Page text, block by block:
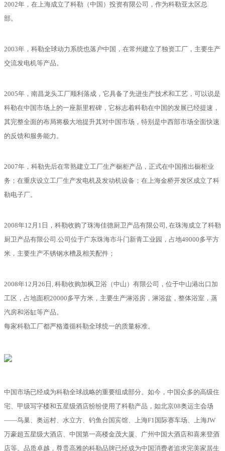
2002年，在上海成立了科勒（中国）投资有限公司，作为科勒亚太区总
部。
2003年，科勒全球动力系统也落户中国，在常州建立了独资工厂，主要生产
交流发电机等产品。
2005年，南昌龙头工厂顺利落成，它具备了先进生产技术和工艺，可以说是
科勒在中国市场上的一座新里程碑，它标志着科勒在中国的发展已经提速，
其完整全面的布局将极大地提升其对中国市场，特别是中西部市场全面快速
的反馈和服务能力。
2007年，科勒先后在常熟建立工厂生产橱柜产品，正式在中国推出橱柜业
务；在重庆设立工厂生产发电机及发动机设备；在上海金桥开发区成立了科
勒电子厂。
2008年12月1日，科勒收购了珠海佳德厨卫产品有限公司, 在珠海成立了科勒
厨卫产品有限公司.公司位于广东珠海市斗门新青工业园，占地49000多平方
米，主要生产不锈钢水槽及相关配件；
2008年12月26日, 科勒收购加枫卫浴（中山）有限公司，位于中山港出口加
工区，占地面积20000多平方米，主要生产淋浴房，淋浴盆，整体浴室，蒸
汽房和浴缸等产品。
每家科勒工厂都严格遵循科勒全球统一的质量标准。
中国市场已经成为科勒全球战略的重要组成部分。如今，中国众多的高级住
宅、甲级写字楼和五星级酒店纷纷使用了科勒产品，如北京08奥运主会场
——鸟巢、奥运村、水立方、钓鱼台国宾馆、上海F1国际赛车场、上海JW
万豪超五星级大酒店、中国第一高楼金茂大厦、广州中国大酒店和喜来登酒
店等。品质卓越，尊贵高雅的科勒品牌已经成为中国消费者追求完美家居生